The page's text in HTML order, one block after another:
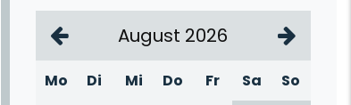
August 2026
Mo Di Mi Do Fr Sa
So